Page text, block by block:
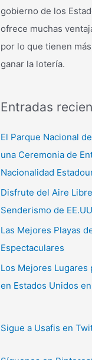
gobierno de los
ofrece muchas
por lo que tienen
ganar la lotería.
Entradas
El Parque Nacional
una Ceremonia de
Nacionalidad
Disfrute del Aire
Senderismo de
Las Mejores Playas
Espectaculares
Los Mejores Lugares
en Estados Unidos
Sigue a Usafis en